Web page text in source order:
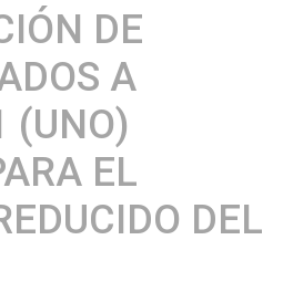
DE
A
(UNO)
EL
DEL